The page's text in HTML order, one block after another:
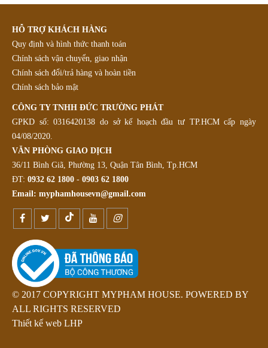
HỖ TRỢ KHÁCH HÀNG
Quy định và hình thức thanh toán
Chính sách vận chuyển, giao nhận
Chính sách đổi/trả hàng và hoàn tiền
Chính sách bảo mật
CÔNG TY TNHH ĐỨC TRƯỜNG PHÁT
GPKD số: 0316420138 do sở kế hoạch đầu tư TP.HCM cấp ngày
04/08/2020.
VĂN PHÒNG GIAO DỊCH
36/11 Bình Giã, Phường 13, Quận Tân Bình, Tp.HCM
ĐT: 0932 62 1800 - 0903 62 1800
Email: myphamhousevn@gmail.com
© 2017 COPYRIGHT MYPHAM HOUSE. POWERED BY
ALL RIGHTS RESERVED
Thiết kế web LHP